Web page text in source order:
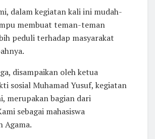
dalam kegiatan kali ini mudah-
membuat teman-teman
peduli terhadap masyarakat
disampaikan oleh ketua
sosial Muhamad Yusuf, kegiatan
merupakan bagian dari
sebagai mahasiswa
Agama.